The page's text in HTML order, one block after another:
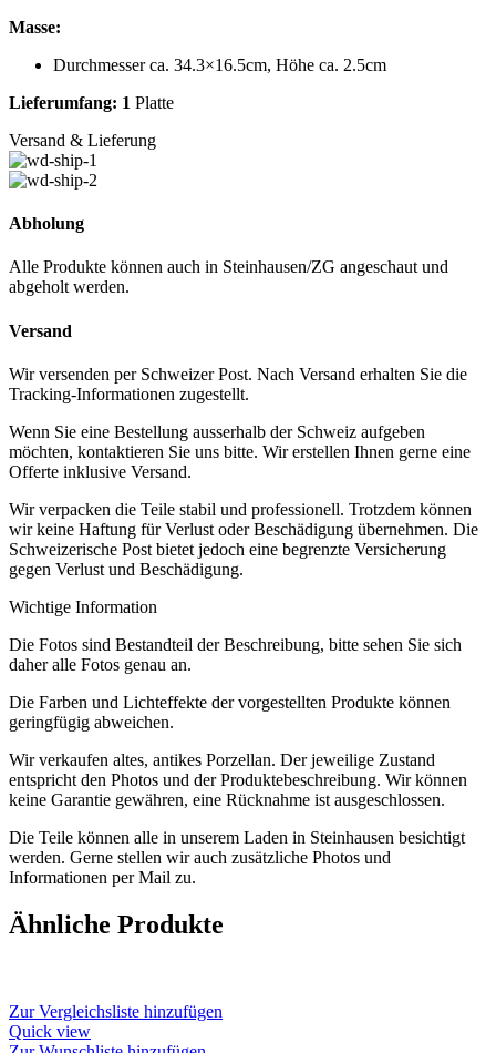
Masse:
Durchmesser ca. 34.3×16.5cm, Höhe ca. 2.5cm
Lieferumfang: 1 Platte
Versand & Lieferung
Abholung
Alle Produkte können auch in Steinhausen/ZG angeschaut und
abgeholt werden.
Versand
Wir versenden per Schweizer Post. Nach Versand erhalten Sie die
Tracking-Informationen zugestellt.
Wenn Sie eine Bestellung ausserhalb der Schweiz aufgeben
möchten, kontaktieren Sie uns bitte. Wir erstellen Ihnen gerne eine
Offerte inklusive Versand.
Wir verpacken die Teile stabil und professionell. Trotzdem können
wir keine Haftung für Verlust oder Beschädigung übernehmen. Die
Schweizerische Post bietet jedoch eine begrenzte Versicherung
gegen Verlust und Beschädigung.
Wichtige Information
Die Fotos sind Bestandteil der Beschreibung, bitte sehen Sie sich
daher alle Fotos genau an.
Die Farben und Lichteffekte der vorgestellten Produkte können
geringfügig abweichen.
Wir verkaufen altes, antikes Porzellan. Der jeweilige Zustand
entspricht den Photos und der Produktebeschreibung. Wir können
keine Garantie gewähren, eine Rücknahme ist ausgeschlossen.
Die Teile können alle in unserem Laden in Steinhausen besichtigt
werden. Gerne stellen wir auch zusätzliche Photos und
Informationen per Mail zu.
Ähnliche Produkte
Zur Vergleichsliste hinzufügen
Quick view